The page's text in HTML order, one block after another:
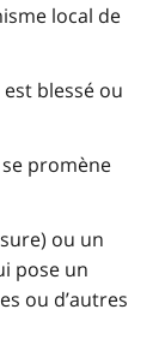
local de
blessé ou
promène
ou un
pose un
ou d’autres